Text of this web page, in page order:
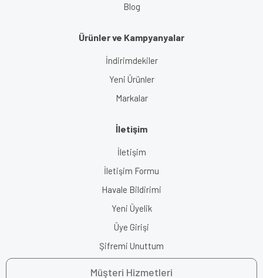
Blog
Ürünler ve Kampyanyalar
İndirimdekiler
Yeni Ürünler
Markalar
İletişim
İletişim
İletişim Formu
Havale Bildirimi
Yeni Üyelik
Üye Girişi
Şifremi Unuttum
Müşteri Hizmetleri